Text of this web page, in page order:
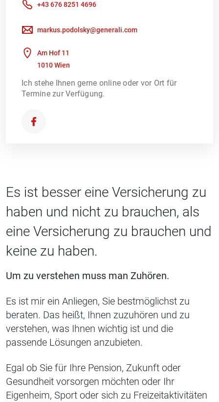
+43 676 8251 4696
markus.podolsky@generali.com
Am Hof 11
1010 Wien
Ich stehe Ihnen gerne online oder vor Ort für
Termine zur Verfügung.
Es ist besser eine Versicherung zu
haben und nicht zu brauchen, als
eine Versicherung zu brauchen und
keine zu haben.
Um zu verstehen muss man Zuhören.
Es ist mir ein Anliegen, Sie bestmöglichst zu
beraten. Das heißt, Ihnen zuzuhören und zu
verstehen, was Ihnen wichtig ist und die
passende Lösungen anzubieten.
Egal ob Sie für Ihre Pension, Zukunft oder
Gesundheit vorsorgen möchten oder Ihr
Eigenheim, Sport oder sich zu Freizeitaktivitäten